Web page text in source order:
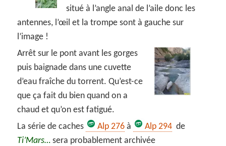
situé à l’angle anal de l’aile donc les
antennes, l’œil et la trompe sont à gauche sur
l’image !
Arrêt sur le pont avant les gorges
puis baignade dans une cuvette
d’eau fraîche du torrent. Qu’est-ce
que ça fait du bien quand on a
chaud et qu’on est fatigué.
La série de caches
Alp 276 à Alp 294 de
Ti’Mars… sera probablement archivée